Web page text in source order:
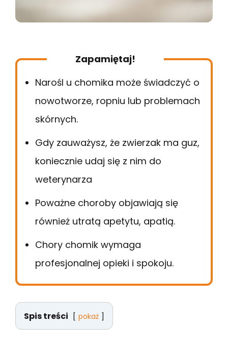
Zapamiętaj!
Narośl u chomika może świadczyć o
nowotworze, ropniu lub problemach
skórnych.
Gdy zauważysz, że zwierzak ma guz,
koniecznie udaj się z nim do
weterynarza
Poważne choroby objawiają się
również utratą apetytu, apatią.
Chory chomik wymaga
profesjonalnej opieki i spokoju.
Spis treści pokaż